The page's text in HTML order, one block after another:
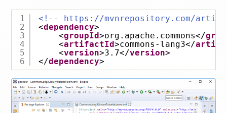
1
2
3
4
5
6
<!--
https://mvnrepository.com/
<dependency>
<groupId>org.apache.commons</
<artifactId>commons-lang3</
<version>3.7</version>
</dependency>